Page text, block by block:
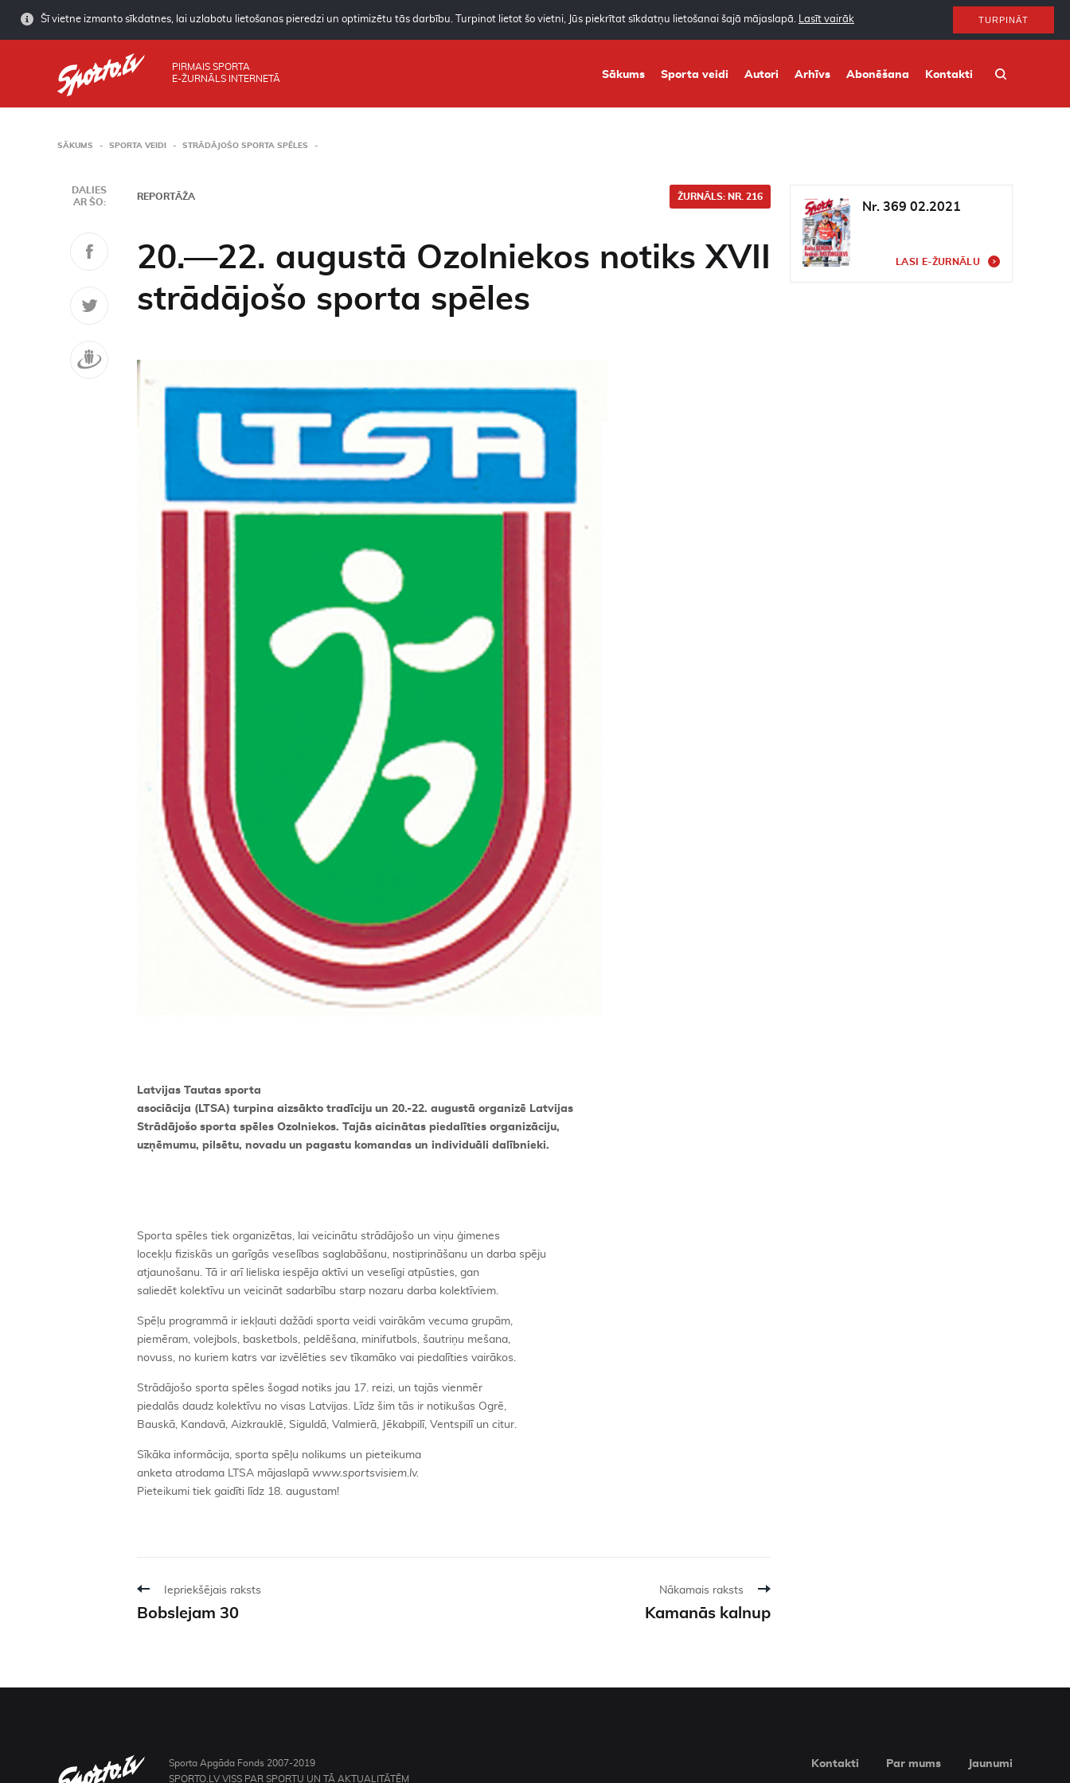
Šī vietne izmanto sīkdatnes, lai uzlabotu lietošanas pieredzi un optimizētu tās darbību. Turpinot lietot šo vietni, Jūs piekrītat sīkdatņu lietošanai šajā mājaslapā. Lasīt vairāk TURPINĀT
PIRMAIS SPORTA
E-ŽURNĀLS INTERNETĀ
Sākums Sporta veidi Autori Arhīvs Abonēšana Kontakti
SĀKUMS SPORTA VEIDI STRĀDĀJOŠO SPORTA SPĒLES
DALIES
AR ŠO:
ŽURNĀLS: NR. 216
REPORTĀŽA
20.—22. augustā Ozolniekos notiks XVII
strādājošo sporta spēles
Latvijas Tautas sporta
asociācija (LTSA) turpina aizsākto tradīciju un 20.-22. augustā organizē Latvijas
Strādājošo sporta spēles Ozolniekos. Tajās aicinātas piedalīties organizāciju,
uzņēmumu, pilsētu, novadu un pagastu komandas un individuāli dalībnieki.
Sporta spēles tiek organizētas, lai veicinātu strādājošo un viņu ģimenes
locekļu fiziskās un garīgās veselības saglabāšanu, nostiprināšanu un darba spēju
atjaunošanu. Tā ir arī lieliska iespēja aktīvi un veselīgi atpūsties, gan
saliedēt kolektīvu un veicināt sadarbību starp nozaru darba kolektīviem.
Spēļu programmā ir iekļauti dažādi sporta veidi vairākām vecuma grupām,
piemēram, volejbols, basketbols, peldēšana, minifutbols, šautriņu mešana,
novuss, no kuriem katrs var izvēlēties sev tīkamāko vai piedalīties vairākos.
Strādājošo sporta spēles šogad notiks jau 17. reizi, un tajās vienmēr
piedalās daudz kolektīvu no visas Latvijas. Līdz šim tās ir notikušas Ogrē,
Bauskā, Kandavā, Aizkrauklē, Siguldā, Valmierā, Jēkabpilī, Ventspilī un citur.
Sīkāka informācija, sporta spēļu nolikums un pieteikuma
anketa atrodama LTSA mājaslapā www.sportsvisiem.lv.
Pieteikumi tiek gaidīti līdz 18. augustam!
Iepriekšējais raksts
Bobslejam 30
Nākamais raksts
Kamanās kalnup
Nr. 369 02.2021
LASI E-ŽURNĀLU
Sporta Apgāda Fonds 2007-2019
SPORTO.LV VISS PAR SPORTU UN TĀ AKTUALITĀTĒM
Kontakti Par mums Jaunumi